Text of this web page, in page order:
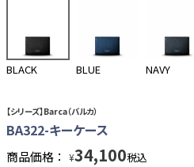
BLACK BLUE NAVY
【シリーズ】Barca（バルカ）
BA322-キーケース
商品価格： ¥34,100税込